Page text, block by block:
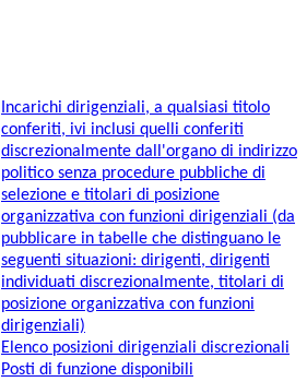
Incarichi dirigenziali, a qualsiasi titolo
conferiti, ivi inclusi quelli conferiti
discrezionalmente dall'organo di indirizzo
politico senza procedure pubbliche di
selezione e titolari di posizione
organizzativa con funzioni dirigenziali (da
pubblicare in tabelle che distinguano le
seguenti situazioni: dirigenti, dirigenti
individuati discrezionalmente, titolari di
posizione organizzativa con funzioni
dirigenziali)
Elenco posizioni dirigenziali discrezionali
Posti di funzione disponibili